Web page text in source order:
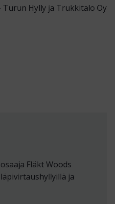
Fläkt Woods
ja